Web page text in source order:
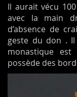
Il aurait vécu
avec la main
d’absence de
geste du don .
monastique
possède des